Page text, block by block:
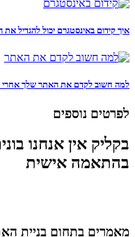
איך קידום באינסטגרם יכול להגדיל
למה חשוב לקדם את האתר שלך אחרי
לפרטים נוספים
בקליק אין אנחנו
בהתאמה אישית
מאמרים בתחום בניית